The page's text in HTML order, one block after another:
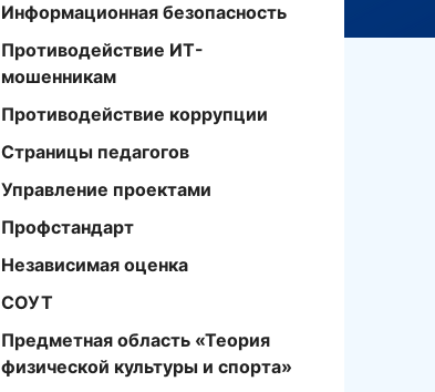
Информационная безопасность
Противодействие ИТ-
мошенникам
Противодействие коррупции
Страницы педагогов
Управление проектами
Профстандарт
Независимая оценка
СОУТ
Предметная область «Теория
физической культуры и спорта»